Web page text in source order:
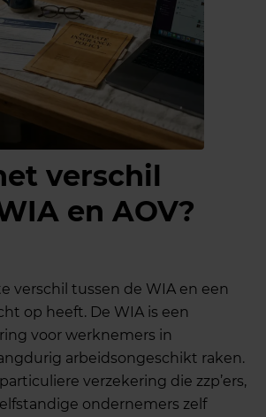
verschil
en AOV?
verschil tussen de WIA en een
op heeft. De WIA is een
voor werknemers in
arbeidsongeschikt raken.
verzekering die zzp’ers,
ondernemers zelf